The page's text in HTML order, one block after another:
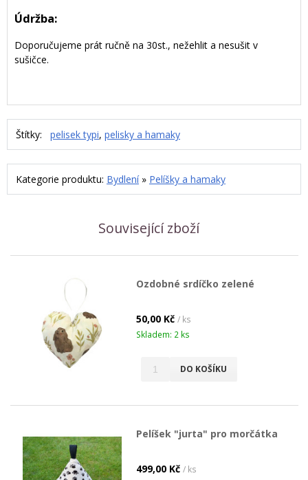
Údržba:
Doporučujeme prát ručně na 30st., nežehlit a nesušit v
sušičce.
Štítky: pelisek typi, pelisky a hamaky
Kategorie produktu: Bydlení» Pelíšky a hamaky
Související zboží
Ozdobné srdíčko zelené
50,00 Kč / ks
Skladem: 2 ks
DO KOŠÍKU
Pelíšek "jurta" pro morčátka
499,00 Kč / ks